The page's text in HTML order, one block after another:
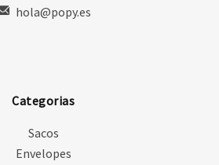
hola@popy.es
Categorias
Sacos
Envelopes